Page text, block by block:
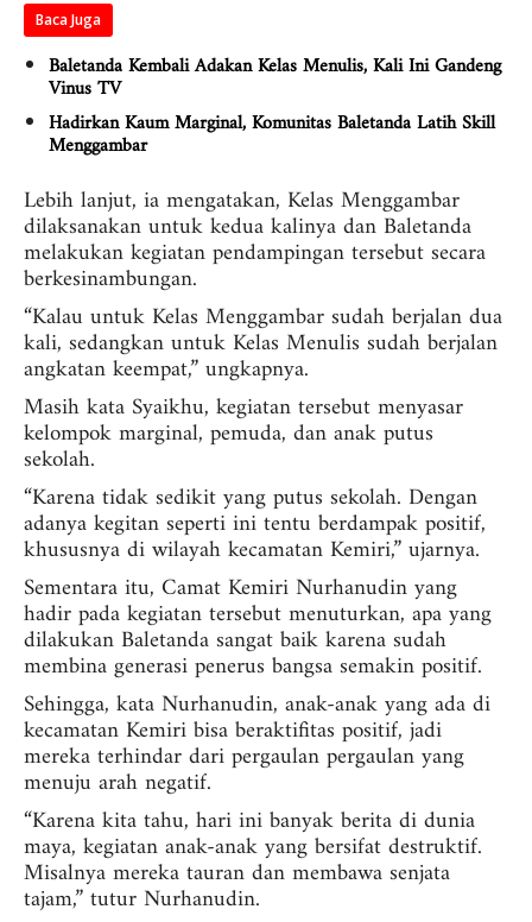
Baca Juga
Baletanda Kembali Adakan Kelas Menulis, Kali Ini Gandeng
Vinus TV
Hadirkan Kaum Marginal, Komunitas Baletanda Latih Skill
Menggambar
Lebih lanjut, ia mengatakan, Kelas Menggambar
dilaksanakan untuk kedua kalinya dan Baletanda
melakukan kegiatan pendampingan tersebut secara
berkesinambungan.
“Kalau untuk Kelas Menggambar sudah berjalan dua
kali, sedangkan untuk Kelas Menulis sudah berjalan
angkatan keempat,” ungkapnya.
Masih kata Syaikhu, kegiatan tersebut menyasar
kelompok marginal, pemuda, dan anak putus
sekolah.
“Karena tidak sedikit yang putus sekolah. Dengan
adanya kegitan seperti ini tentu berdampak positif,
khususnya di wilayah kecamatan Kemiri,” ujarnya.
Sementara itu, Camat Kemiri Nurhanudin yang
hadir pada kegiatan tersebut menuturkan, apa yang
dilakukan Baletanda sangat baik karena sudah
membina generasi penerus bangsa semakin positif.
Sehingga, kata Nurhanudin, anak-anak yang ada di
kecamatan Kemiri bisa beraktifitas positif, jadi
mereka terhindar dari pergaulan pergaulan yang
menuju arah negatif.
“Karena kita tahu, hari ini banyak berita di dunia
maya, kegiatan anak-anak yang bersifat destruktif.
Misalnya mereka tauran dan membawa senjata
tajam,” tutur Nurhanudin.